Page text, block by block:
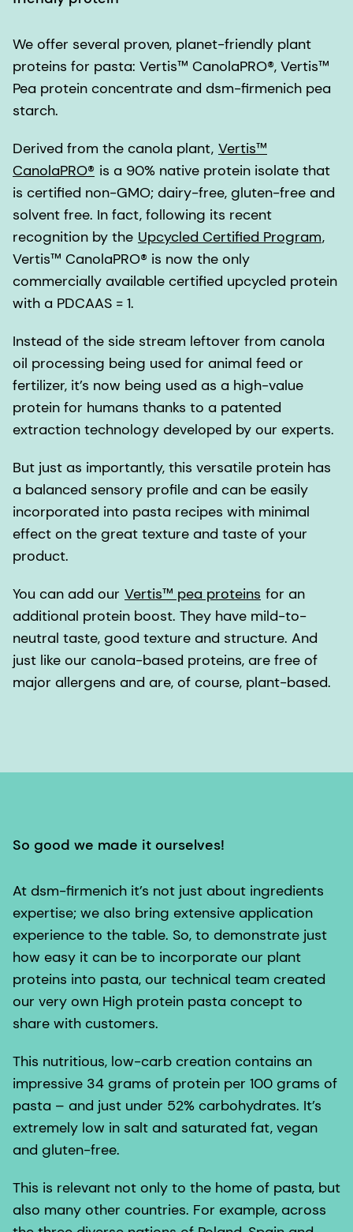
We offer several proven, planet-friendly plant
proteins for pasta: Vertis™ CanolaPRO®, Vertis™
Pea protein concentrate and dsm-firmenich pea
starch.
Derived from the canola plant, Vertis™
CanolaPRO® is a 90% native protein isolate that
is certified non-GMO; dairy-free, gluten-free and
solvent free. In fact, following its recent
recognition by the Upcycled Certified Program,
Vertis™ CanolaPRO® is now the only
commercially available certified upcycled protein
with a PDCAAS = 1.
Instead of the side stream leftover from canola
oil processing being used for animal feed or
fertilizer, it’s now being used as a high-value
protein for humans thanks to a patented
extraction technology developed by our experts.
But just as importantly, this versatile protein has
a balanced sensory profile and can be easily
incorporated into pasta recipes with minimal
effect on the great texture and taste of your
product.
You can add our Vertis™ pea proteins for an
additional protein boost. They have mild-to-
neutral taste, good texture and structure. And
just like our canola-based proteins, are free of
major allergens and are, of course, plant-based.
So good we made it ourselves!
At dsm-firmenich it’s not just about ingredients
expertise; we also bring extensive application
experience to the table. So, to demonstrate just
how easy it can be to incorporate our plant
proteins into pasta, our technical team created
our very own High protein pasta concept to
share with customers.
This nutritious, low-carb creation contains an
impressive 34 grams of protein per 100 grams of
pasta – and just under 52% carbohydrates. It’s
extremely low in salt and saturated fat, vegan
and gluten-free.
This is relevant not only to the home of pasta, but
also many other countries. For example, across